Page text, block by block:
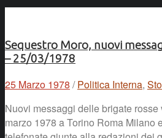
Sequestro Moro, nuovi
– 25/03/1978
25 Marzo 1978 / Politica Interna,
Nuovi messaggi delle brigate
marzo 1978 a Torino Roma Milano